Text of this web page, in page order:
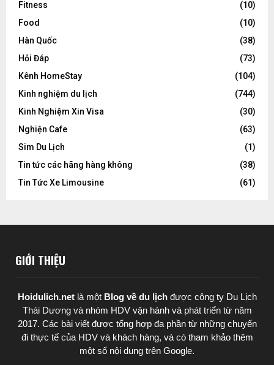
Fitness
(10)
Food
(10)
Hàn Quốc
(38)
Hỏi Đáp
(73)
Kênh HomeStay
(104)
Kinh nghiệm du lịch
(744)
Kinh Nghiệm Xin Visa
(30)
Nghiện Cafe
(63)
Sim Du Lịch
(1)
Tin tức các hãng hàng không
(38)
Tin Tức Xe Limousine
(61)
GIỚI THIỆU
Hoidulich.net là một Blog về du lịchđược công ty Du Lịch
Thái Dươngvà nhóm HDV vận hành và phát triển từ năm
2017. Các bài viết được tổng hợp đa phần từ những chuyến
đi thực tế của HDV và khách hàng, và có tham khảo thêm
một số nội dung trên Google.